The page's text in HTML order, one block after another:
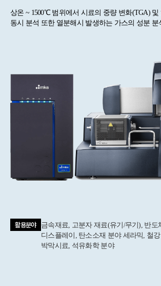
상온 ~ 1500℃ 범위에서 시료의 중량 변화(TGA) 및
동시 분석 또한 열분해시 발생하는 가스의 성분 분
활용분야
금속재료, 고분자 재료(유기/무기), 반도
디스플레이, 탄소소재 분야 세라믹, 철강
박막시료, 석유화학 분야